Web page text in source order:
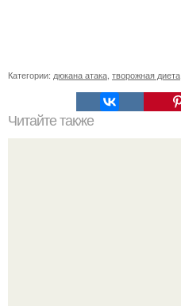
Категории: дюкана атака творожная диета
Читайте также